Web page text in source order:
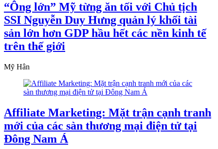
“Ông lớn” Mỹ từng ăn tối với Chủ tịch
SSI Nguyễn Duy Hưng quản lý khối tài
sản lớn hơn GDP hầu hết các nền kinh tế
trên thế giới
Mỹ Hân
Affiliate Marketing: Mặt trận cạnh tranh
mới của các sàn thương mại điện tử tại
Đông Nam Á